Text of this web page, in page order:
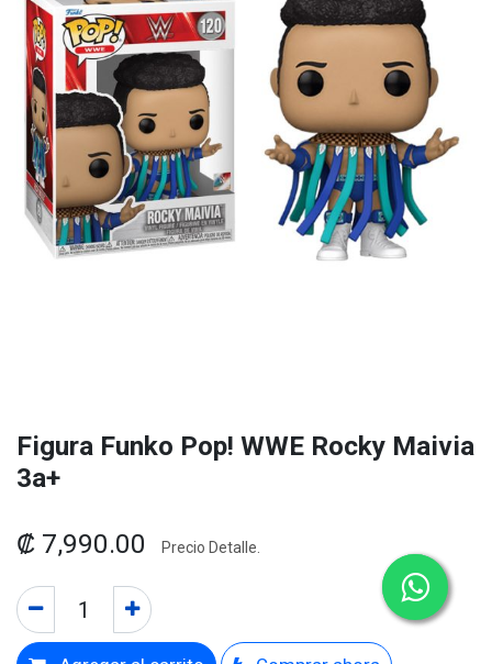
Figura Funko Pop! WWE Rocky Maivia
3a+
₡ 7,990.00 Precio Detalle.